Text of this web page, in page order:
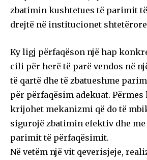
zbatimin kushtetues të parimit
drejtë në institucionet
Ky ligj përfaqëson një hap
cili për herë të parë vendos në
të qartë dhe të zbatueshme
për përfaqësim adekuat.
krijohet mekanizmi që do të
sigurojë zbatimin efektiv dhe
parimit të përfaqësimit.
Në vetëm një vit qeverisjeje,